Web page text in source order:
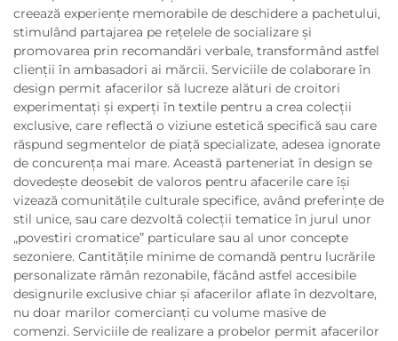
creează experiențe memorabile de deschidere a pachetului,
stimulând partajarea pe rețelele de socializare și
promovarea prin recomandări verbale, transformând astfel
clienții în ambasadori ai mărcii. Serviciile de colaborare în
design permit afacerilor să lucreze alături de croitori
experimentați și experți în textile pentru a crea colecții
exclusive, care reflectă o viziune estetică specifică sau care
răspund segmentelor de piață specializate, adesea ignorate
de concurența mai mare. Această parteneriat în design se
dovedește deosebit de valoros pentru afacerile care își
vizează comunitățile culturale specifice, având preferințe de
stil unice, sau care dezvoltă colecții tematice în jurul unor
„povestiri cromatice” particulare sau al unor concepte
sezoniere. Cantitățile minime de comandă pentru lucrările
personalizate rămân rezonabile, făcând astfel accesibile
designurile exclusive chiar și afacerilor aflate în dezvoltare,
nu doar marilor comercianți cu volume masive de
comenzi. Serviciile de realizare a probelor permit afacerilor